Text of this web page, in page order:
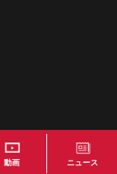
動画 ニュース